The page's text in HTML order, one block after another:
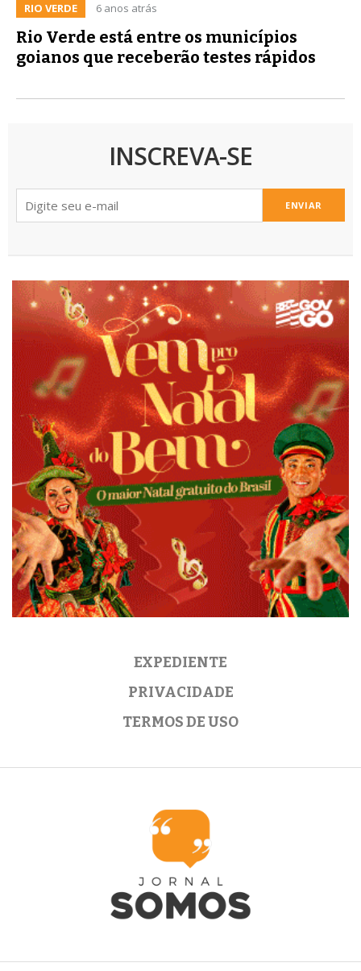
RIO VERDE 6 anos atrás
Rio Verde está entre os municípios
goianos que receberão testes rápidos
INSCREVA-SE
ENVIAR
EXPEDIENTE
PRIVACIDADE
TERMOS DE USO